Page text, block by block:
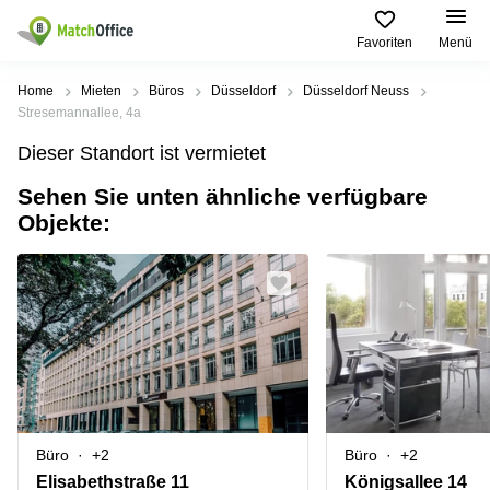
Favoriten Menü
Mieten / Vermieten
Produktseiten
Büro
mieten
center
Coworking
Space
Seminarraum
Virtuelles
Büro
Beliebte
Städte
Büro
mieten
Geschäftsadresse
Hamburg
Geschäftsadresse
mieten
Düsseldorf
Geschäftsadresse
Stuttgart
Büro
Beliebte
Suchanfragen
Regus
Dortmund
Ruhrallee
9
Dortmund
Office Club
Ballindamm
3
Rahel-
Hirsch-
Straße
Hilfe
Über uns
Büro vermieten
Preis
Log-in
Home Mieten Büros Düsseldorf
Düsseldorf Neuss
Stresemannallee, 4a
Dieser Standort ist vermietet
Sehen Sie unten ähnliche verfügbare
Objekte:
Büro +2
Elisabethstraße 11
Büro +2
Königsallee 14